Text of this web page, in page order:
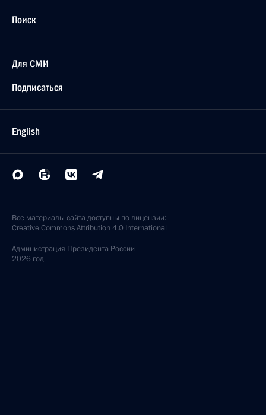
Поиск
Для СМИ
Подписаться
English
Все материалы сайта доступны по лицензии:
Creative Commons Attribution 4.0 International
Администрация Президента России
2026 год